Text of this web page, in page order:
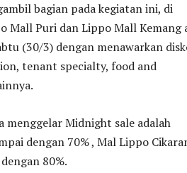
bagian pada kegiatan ini, di
Mall Puri dan Lippo Mall Kemang
(30/3) dengan menawarkan
tenant specialty, food and
menggelar Midnight sale adalah
dengan 70% , Mal Lippo
80%.